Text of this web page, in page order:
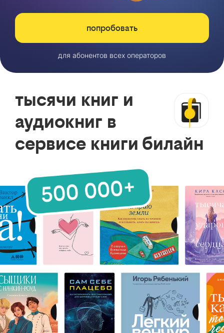
попробовать
для абонентов всех операторов
тысячи книг и
аудиокниг в
сервисе книги билайн